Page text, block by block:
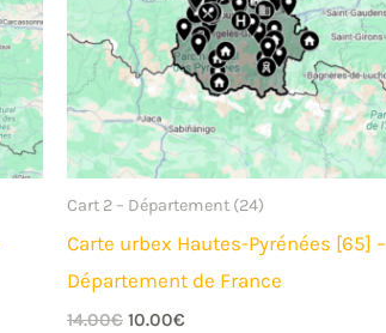
Cart 2 – Département (24)
Carte urbex Hautes-Pyrénées [65] –
Département de France
14.00€ Le
10.00€